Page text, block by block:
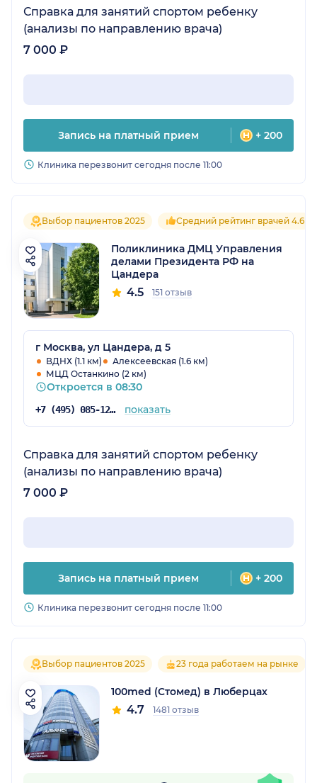
Справка для занятий спортом ребенку
(анализы по направлению врача)
7 000 ₽
Запись на платный прием + 200
Клиника перезвонит сегодня после 11:00
Выбор пациентов 2025 Средний рейтинг врачей 4.6
Поликлиника ДМЦ Управления
делами Президента РФ на
Цандера
4.5 151 отзыв
г Москва, ул Цандера, д 5
ВДНХ (1.1 км)
Алексеевская (1.6 км)
МЦД Останкино (2 км)
Откроется в 08:30
+7 (495) 085-12-73 показать
Справка для занятий спортом ребенку
(анализы по направлению врача)
7 000 ₽
Запись на платный прием + 200
Клиника перезвонит сегодня после 11:00
Выбор пациентов 2025 23 года работаем на рынке
100med (Стомед) в Люберцах
4.7 1481 отзыв